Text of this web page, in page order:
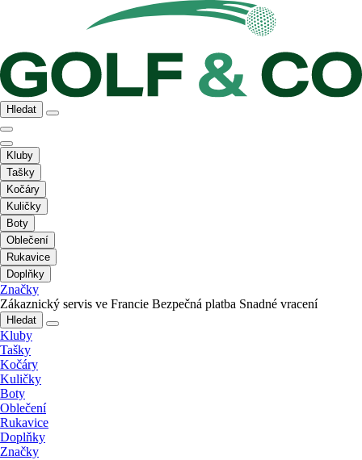
Hledat
Kluby
Tašky
Kočáry
Kuličky
Boty
Oblečení
Rukavice
Doplňky
Značky
Zákaznický servis ve Francie Bezpečná platba Snadné vracení
Hledat
Kluby
Tašky
Kočáry
Kuličky
Boty
Oblečení
Rukavice
Doplňky
Značky